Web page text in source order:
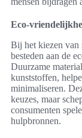
Eco-
Bij het kiezen van
besteden aan de
Duurzame
kunststoffen,
minimaliseren.
keuzes, maar
consumenten
hulpbronnen.